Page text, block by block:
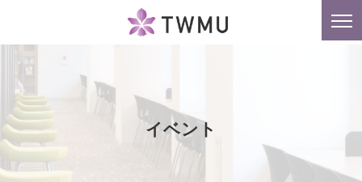
東京女子医科大
イベント